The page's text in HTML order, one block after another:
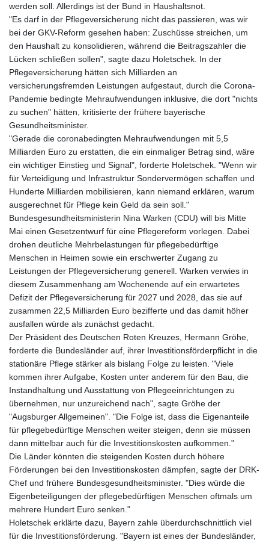
werden soll. Allerdings ist der Bund in Haushaltsnot.
"Es darf in der Pflegeversicherung nicht das passieren, was wir
bei der GKV-Reform gesehen haben: Zuschüsse streichen, um
den Haushalt zu konsolidieren, während die Beitragszahler die
Lücken schließen sollen", sagte dazu Holetschek. In der
Pflegeversicherung hätten sich Milliarden an
versicherungsfremden Leistungen aufgestaut, durch die Corona-
Pandemie bedingte Mehraufwendungen inklusive, die dort "nichts
zu suchen" hätten, kritisierte der frühere bayerische
Gesundheitsminister.
"Gerade die coronabedingten Mehraufwendungen mit 5,5
Milliarden Euro zu erstatten, die ein einmaliger Betrag sind, wäre
ein wichtiger Einstieg und Signal", forderte Holetschek. "Wenn wir
für Verteidigung und Infrastruktur Sondervermögen schaffen und
Hunderte Milliarden mobilisieren, kann niemand erklären, warum
ausgerechnet für Pflege kein Geld da sein soll."
Bundesgesundheitsministerin Nina Warken (CDU) will bis Mitte
Mai einen Gesetzentwurf für eine Pflegereform vorlegen. Dabei
drohen deutliche Mehrbelastungen für pflegebedürftige
Menschen in Heimen sowie ein erschwerter Zugang zu
Leistungen der Pflegeversicherung generell. Warken verwies in
diesem Zusammenhang am Wochenende auf ein erwartetes
Defizit der Pflegeversicherung für 2027 und 2028, das sie auf
zusammen 22,5 Milliarden Euro bezifferte und das damit höher
ausfallen würde als zunächst gedacht.
Der Präsident des Deutschen Roten Kreuzes, Hermann Gröhe,
forderte die Bundesländer auf, ihrer Investitionsförderpflicht in die
stationäre Pflege stärker als bislang Folge zu leisten. "Viele
kommen ihrer Aufgabe, Kosten unter anderem für den Bau, die
Instandhaltung und Ausstattung von Pflegeeinrichtungen zu
übernehmen, nur unzureichend nach", sagte Gröhe der
"Augsburger Allgemeinen". "Die Folge ist, dass die Eigenanteile
für pflegebedürftige Menschen weiter steigen, denn sie müssen
dann mittelbar auch für die Investitionskosten aufkommen."
Die Länder könnten die steigenden Kosten durch höhere
Förderungen bei den Investitionskosten dämpfen, sagte der DRK-
Chef und frühere Bundesgesundheitsminister. "Dies würde die
Eigenbeteiligungen der pflegebedürftigen Menschen oftmals um
mehrere Hundert Euro senken."
Holetschek erklärte dazu, Bayern zahle überdurchschnittlich viel
für die Investitionsförderung. "Bayern ist eines der Bundesländer,